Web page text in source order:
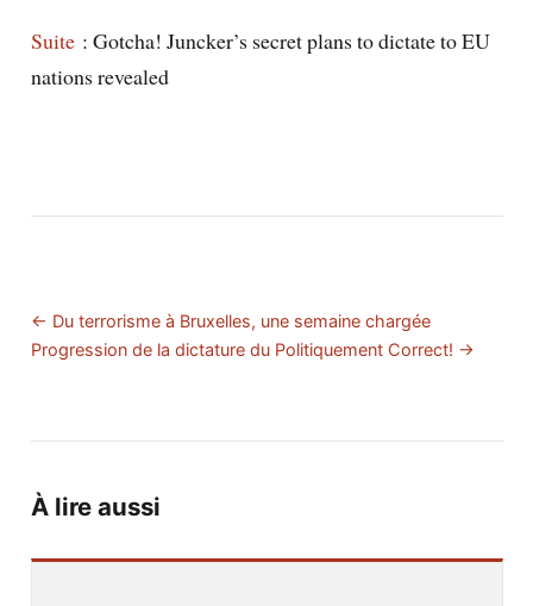
Suite: Gotcha! Juncker’s secret plans to dictate to EU
nations revealed
← Du terrorisme à Bruxelles, une semaine chargée
Progression de la dictature du Politiquement Correct! →
À lire aussi